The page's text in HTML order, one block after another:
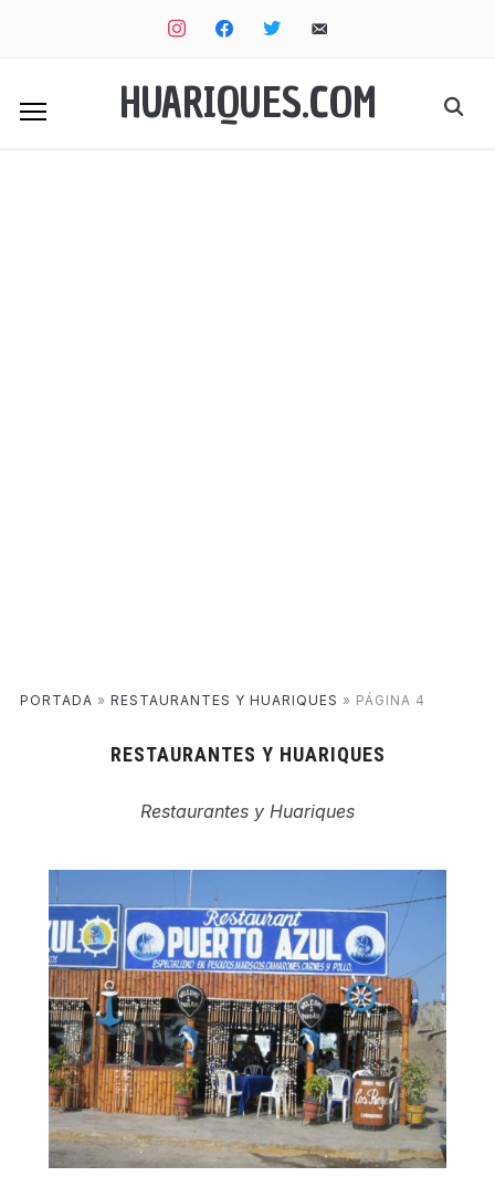
instagramfacebooktwitter
email-
HUARIQUES.COM
PORTADA » RESTAURANTES Y HUARIQUES » PÁGINA 4
RESTAURANTES Y HUARIQUES
Restaurantes y Huariques